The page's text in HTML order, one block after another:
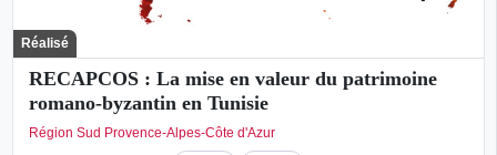
Réalisé
RECAPCOS : La mise en valeur du patrimoine
romano-byzantin en Tunisie
Région Sud Provence-Alpes-Côte d'Azur